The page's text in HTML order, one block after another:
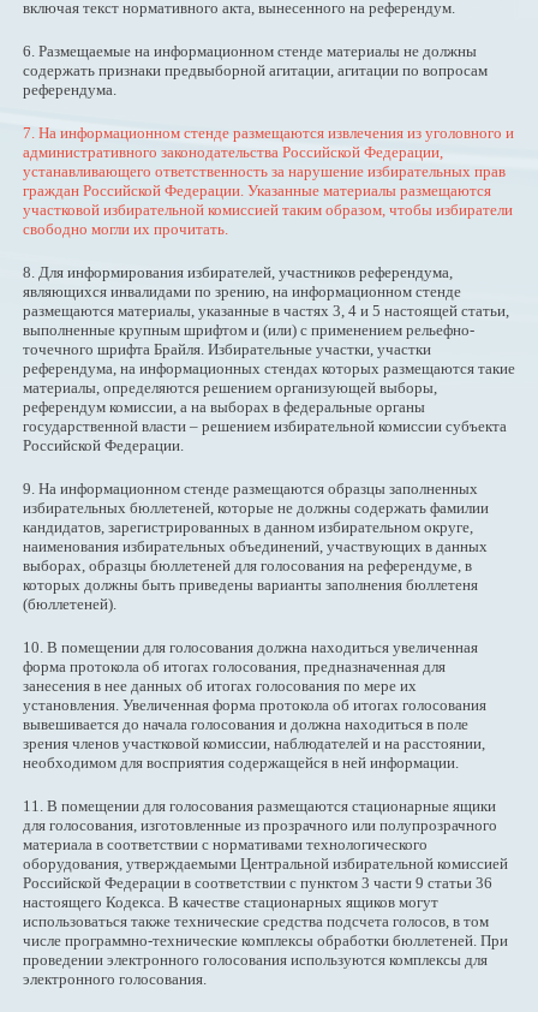
включая текст нормативного акта, вынесенного на референдум.
6. Размещаемые на информационном стенде материалы не должны
содержать признаки предвыборной агитации, агитации по вопросам
референдума.
7. На информационном стенде размещаются извлечения из уголовного и
административного законодательства Российской Федерации,
устанавливающего ответственность за нарушение избирательных прав
граждан Российской Федерации. Указанные материалы размещаются
участковой избирательной комиссией таким образом, чтобы избиратели
свободно могли их прочитать.
8. Для информирования избирателей, участников референдума,
являющихся инвалидами по зрению, на информационном стенде
размещаются материалы, указанные в частях 3, 4 и 5 настоящей статьи,
выполненные крупным шрифтом и (или) с применением рельефно-
точечного шрифта Брайля. Избирательные участки, участки
референдума, на информационных стендах которых размещаются такие
материалы, определяются решением организующей выборы,
референдум комиссии, а на выборах в федеральные органы
государственной власти – решением избирательной комиссии субъекта
Российской Федерации.
9. На информационном стенде размещаются образцы заполненных
избирательных бюллетеней, которые не должны содержать фамилии
кандидатов, зарегистрированных в данном избирательном округе,
наименования избирательных объединений, участвующих в данных
выборах, образцы бюллетеней для голосования на референдуме, в
которых должны быть приведены варианты заполнения бюллетеня
(бюллетеней).
10. В помещении для голосования должна находиться увеличенная
форма протокола об итогах голосования, предназначенная для
занесения в нее данных об итогах голосования по мере их
установления. Увеличенная форма протокола об итогах голосования
вывешивается до начала голосования и должна находиться в поле
зрения членов участковой комиссии, наблюдателей и на расстоянии,
необходимом для восприятия содержащейся в ней информации.
11. В помещении для голосования размещаются стационарные ящики
для голосования, изготовленные из прозрачного или полупрозрачного
материала в соответствии с нормативами технологического
оборудования, утверждаемыми Центральной избирательной комиссией
Российской Федерации в соответствии с пунктом 3 части 9 статьи 36
настоящего Кодекса. В качестве стационарных ящиков могут
использоваться также технические средства подсчета голосов, в том
числе программно-технические комплексы обработки бюллетеней. При
проведении электронного голосования используются комплексы для
электронного голосования.